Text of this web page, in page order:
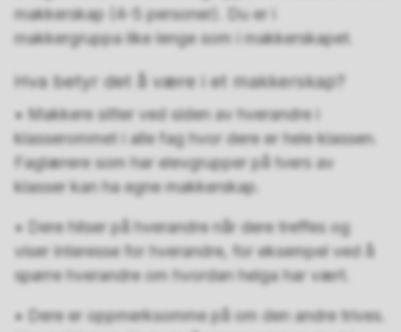
makkerskap (4-5 personer). Du er i
makkergruppa like lenge som i makkerskapet.
Hva betyr det å være i et makkerskap?
• Makkere sitter ved siden av hverandre i
klasserommet i alle fag hvor dere er hele klassen.
Faglærere som har elevgrupper på tvers av
klasser kan ha egne makkerskap.
• Dere hilser på hverandre når dere treffes og
viser interesse for hverandre, for eksempel ved å
spørre hverandre om hvordan helga har vært.
• Dere er oppmerksomme på om den andre trives.